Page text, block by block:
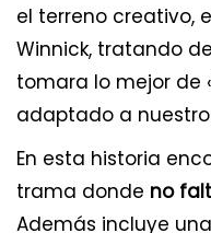
el terreno creativo,
Winnick, tratando
tomara lo mejor de
adaptado a
En esta historia
trama donde no
Además incluye